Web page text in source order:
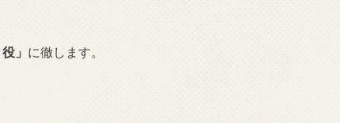
」 に徹します。